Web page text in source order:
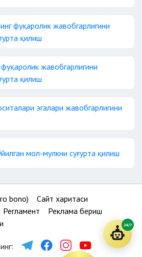
фуқаролик жавобгарлигини
қилиш
жавобгарлигини
қилиш
эгалари жавобгарлигини
мол-мулкни суғурта қилиш
bono)
Сайт харитаси
Регламент
Реклама бериш
24/7